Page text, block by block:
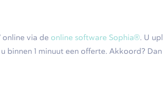
online via de online software Sophia®. U
1 minuut een offerte. Akkoord?